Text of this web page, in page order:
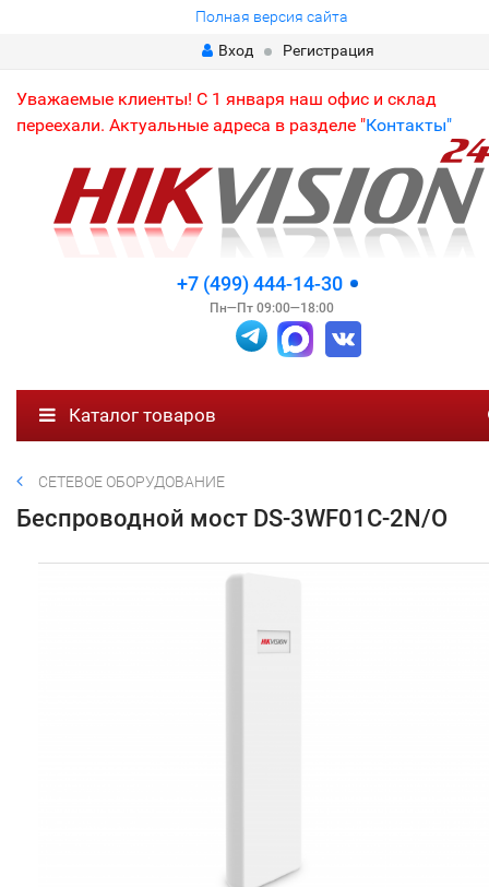
Полная версия сайта
Вход
Регистрация
Уважаемые клиенты! С 1 января наш офис и склад
переехали. Актуальные адреса в разделе "Контакты"
+7 (499) 444-14-30
Пн—Пт 09:00—18:00
Каталог товаров
СЕТЕВОЕ ОБОРУДОВАНИЕ
Беспроводной мост DS-3WF01C-2N/O